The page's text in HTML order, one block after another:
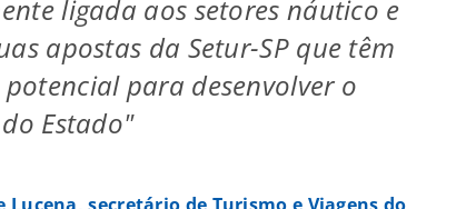
ligada aos setores náutico e
apostas da Setur-SP que têm
para desenvolver o
Estado"